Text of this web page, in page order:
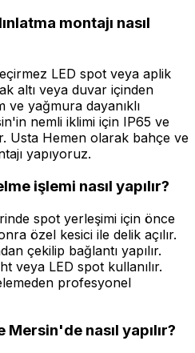
montajı nasıl
LED spot veya aplik
altı veya duvar içinden
ve yağmura dayanıklı
nemli iklimi için IP65 ve
Usta Hemen olarak bahçe ve
yapıyoruz.
işlemi nasıl yapılır?
spot yerleşimi için önce
özel kesici ile delik açılır.
çekilip bağlantı yapılır.
veya LED spot kullanılır.
profesyonel
Mersin'de nasıl yapılır?